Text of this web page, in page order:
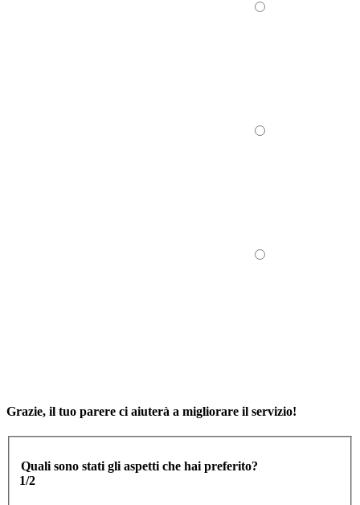
Grazie, il tuo parere ci aiuterà a migliorare il servizio!
Quali sono stati gli aspetti che hai preferito?
1/2